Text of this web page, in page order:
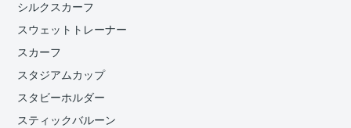
シルクスカーフ
スウェットトレーナー
スカーフ
スタジアムカップ
スタビーホルダー
スティックバルーン